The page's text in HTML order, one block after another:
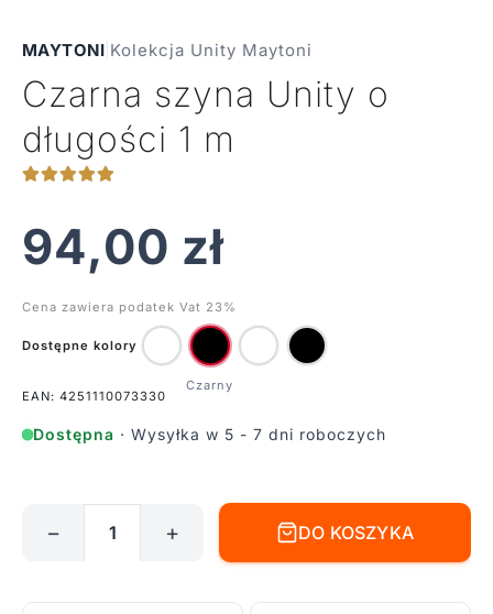
MAYTONI Kolekcja Unity Maytoni
Czarna szyna Unity o
długości 1 m
94,00 zł
Cena zawiera podatek Vat 23%
Dostępne kolory
EAN: 4251110073330
Dostępna · Wysyłka w 5 - 7 dni roboczych
szyna
− + DO KOSZYKA